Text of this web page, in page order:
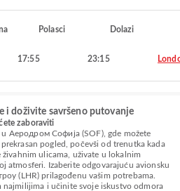
Polasci Dolazi
17:55 23:15
i doživite savršeno putovanje
zaboraviti
Аеродром Софија (SOF), gde možete
pogled, počevši od trenutka kada
ulicama, uživate u lokalnim
atmosferi. Izaberite odgovarajuću avionsku
(LHR) prilagođenu vašim potrebama.
najmilijima i učinite svoje iskustvo odmora